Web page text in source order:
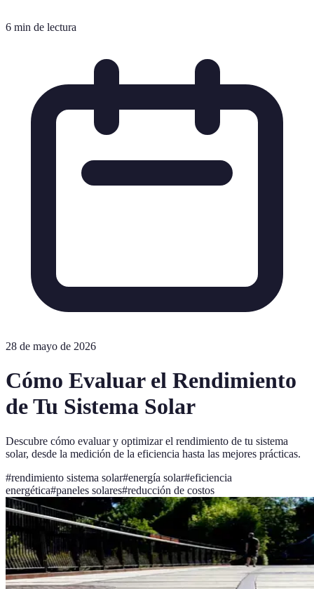
6 min de lectura
28 de mayo de 2026
Cómo Evaluar el Rendimiento
de Tu Sistema Solar
Descubre cómo evaluar y optimizar el rendimiento de tu sistema
solar, desde la medición de la eficiencia hasta las mejores prácticas.
#rendimiento sistema solar#energía solar#eficiencia
energética#paneles solares#reducción de costos